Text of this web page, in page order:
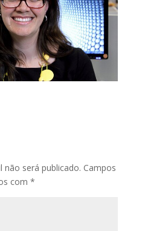
não será publicado. Campos
com *